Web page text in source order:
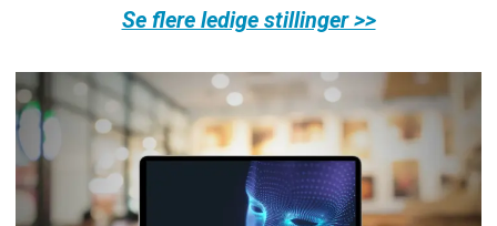
Se flere ledige stillinger >>